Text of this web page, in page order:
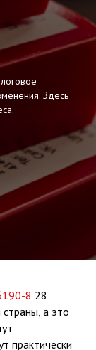
Здесь
8 28
а это
практически